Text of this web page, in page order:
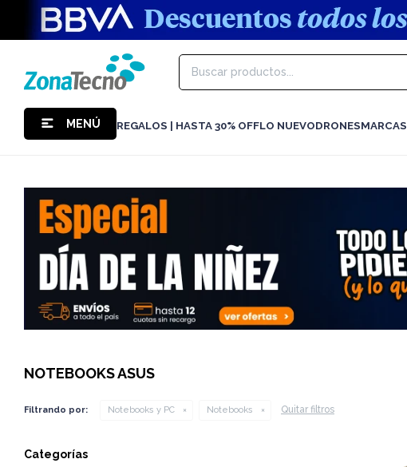
MENÚ REGALOS | HASTA 30% OFFLO NUEVODRONESMARCAS
NOTEBOOKS ASUS
Filtrando por: Notebooks y PC Notebooks Quitar filtros
Categorías